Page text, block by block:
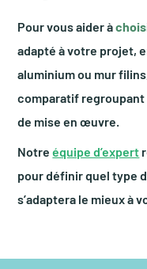
Pour vous aider à
adapté à votre projet,
aluminium ou mur
comparatif
de mise en œuvre.
Notreéquipe d’expert
pour définir quel type
s’adaptera le mieux à